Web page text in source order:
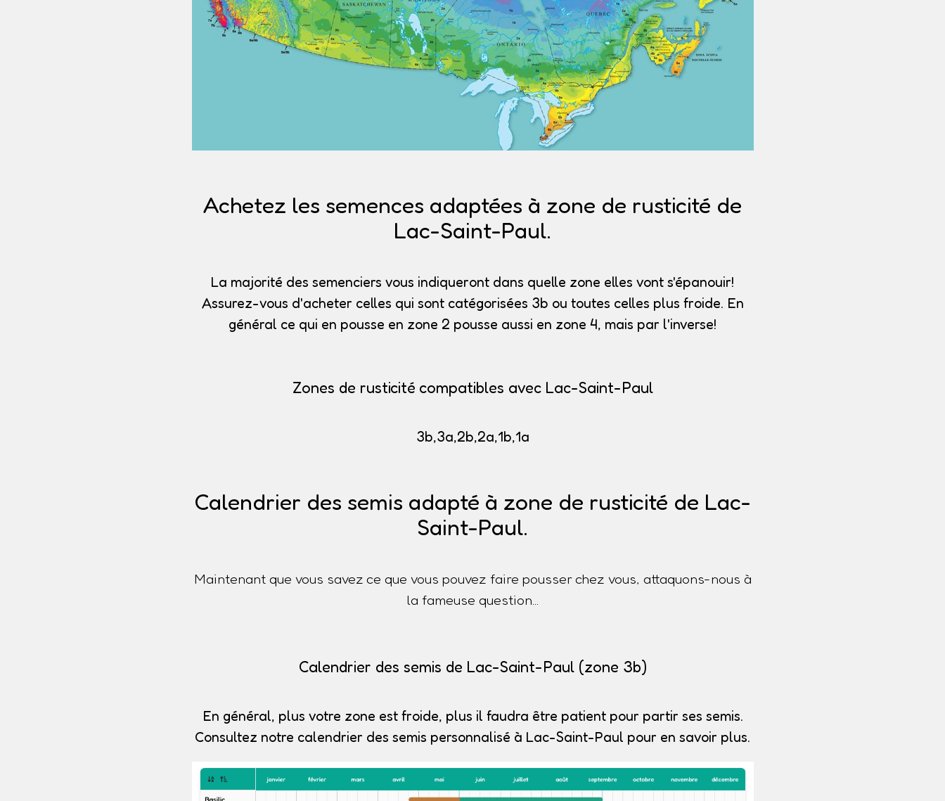
Achetez les semences adaptées à zone de rusticité de
Lac-Saint-Paul.
La majorité des semenciers vous indiqueront dans quelle zone elles vont s'épanouir!
Assurez-vous d'acheter celles qui sont catégorisées 3b ou toutes celles plus froide. En
général ce qui en pousse en zone 2 pousse aussi en zone 4, mais par l'inverse!
Zones de rusticité compatibles avec Lac-Saint-Paul
3b,3a,2b,2a,1b,1a
Calendrier des semis adapté à zone de rusticité de Lac-
Saint-Paul.
Maintenant que vous savez ce que vous pouvez faire pousser chez vous, attaquons-nous à
la fameuse question...
Calendrier des semis de Lac-Saint-Paul (zone 3b)
En général, plus votre zone est froide, plus il faudra être patient pour partir ses semis.
Consultez notre calendrier des semis personnalisé à Lac-Saint-Paul pour en savoir plus.